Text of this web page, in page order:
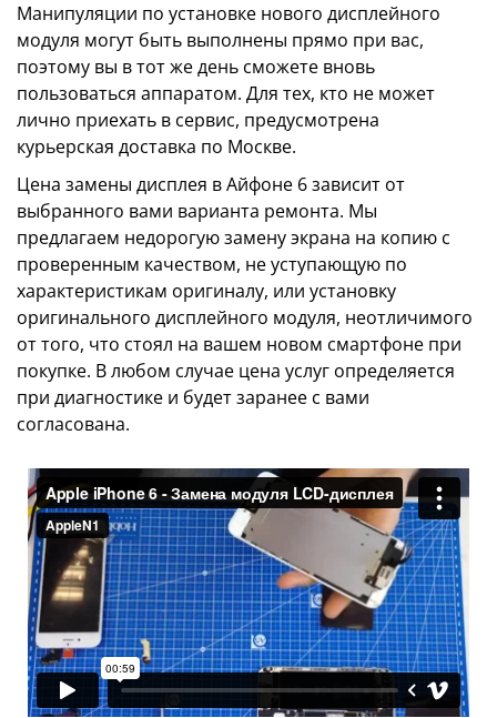
Манипуляции по установке нового дисплейного
модуля могут быть выполнены прямо при вас,
поэтому вы в тот же день сможете вновь
пользоваться аппаратом. Для тех, кто не может
лично приехать в сервис, предусмотрена
курьерская доставка по Москве.
Цена замены дисплея в Айфоне 6 зависит от
выбранного вами варианта ремонта. Мы
предлагаем недорогую замену экрана на копию с
проверенным качеством, не уступающую по
характеристикам оригиналу, или установку
оригинального дисплейного модуля, неотличимого
от того, что стоял на вашем новом смартфоне при
покупке. В любом случае цена услуг определяется
при диагностике и будет заранее с вами
согласована.